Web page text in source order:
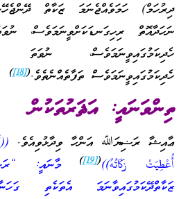
ދިރުހަމް) ހަމަވެއްޖެނަމަ ޒަކާތް
ނަހަދާއޮތް ރިހިގަނޑަކަށްވީނަމަވެސް،
ހެދިކަމުގައިވީނަމަވެސް،
ހެދިކަމުގައިވީނަމަވެސް ތަފާތެއްނެތެވެ.(
[18]
)
ތިންވަނައީ: އަޘަރުތަކުން
ޢާއިޝާ ރަޟިޔަﷲ އަންހާ ވިދާޅުވިއެވެ.
أُعْطِيَتْ زكَاتُهُ))(
[19]
)
މާނައީ:
ޒަކާތްދޭކަމުގައިވާނަމަ އެތަކެތި